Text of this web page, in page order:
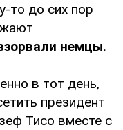
то до сих пор
немцы.
в тот день,
президент
Тисо вместе с